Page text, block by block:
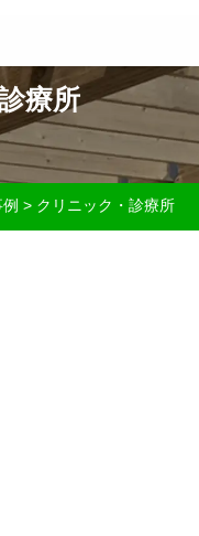
療所
> クリニック・診療所